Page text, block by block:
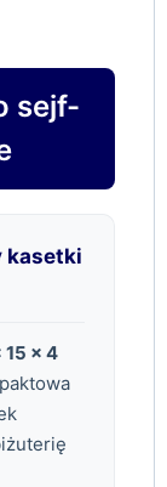
sejf-
kasetki
15 × 4